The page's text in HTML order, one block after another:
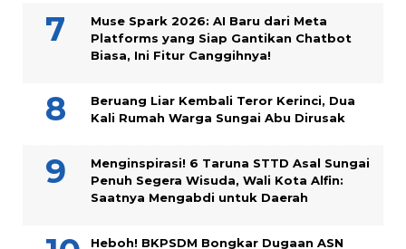
Muse Spark 2026: AI Baru dari Meta
Platforms yang Siap Gantikan Chatbot
Biasa, Ini Fitur Canggihnya!
Beruang Liar Kembali Teror Kerinci, Dua
Kali Rumah Warga Sungai Abu Dirusak
Menginspirasi! 6 Taruna STTD Asal Sungai
Penuh Segera Wisuda, Wali Kota Alfin:
Saatnya Mengabdi untuk Daerah
Heboh! BKPSDM Bongkar Dugaan ASN